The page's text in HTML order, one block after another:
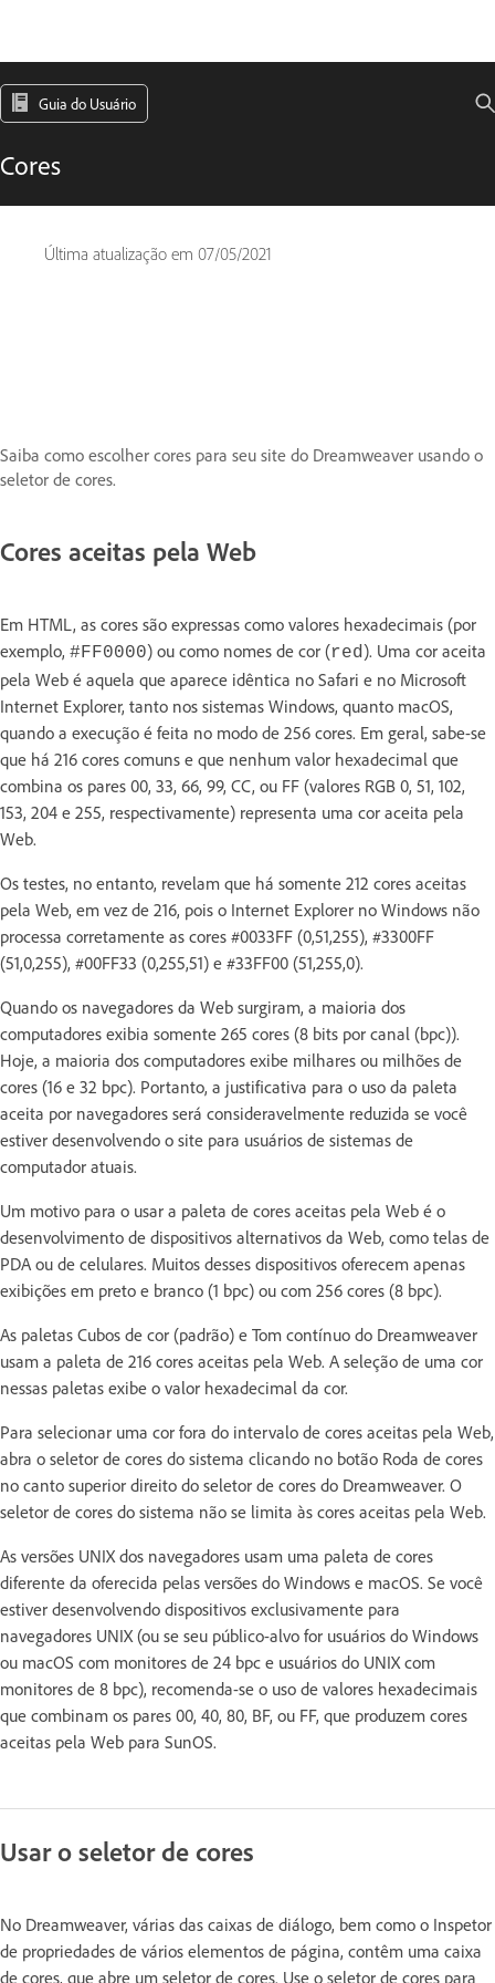
Guia do Usuário
Cores
Última atualização em 07/05/2021
Saiba como escolher cores para seu site do Dreamweaver usando o
seletor de cores.
Cores aceitas pela Web
Em HTML, as cores são expressas como valores hexadecimais (por
exemplo, #FF0000) ou como nomes de cor (red). Uma cor aceita
pela Web é aquela que aparece idêntica no Safari e no Microsoft
Internet Explorer, tanto nos sistemas Windows, quanto macOS,
quando a execução é feita no modo de 256 cores. Em geral, sabe-se
que há 216 cores comuns e que nenhum valor hexadecimal que
combina os pares 00, 33, 66, 99, CC, ou FF (valores RGB 0, 51, 102,
153, 204 e 255, respectivamente) representa uma cor aceita pela
Web.
Os testes, no entanto, revelam que há somente 212 cores aceitas
pela Web, em vez de 216, pois o Internet Explorer no Windows não
processa corretamente as cores #0033FF (0,51,255), #3300FF
(51,0,255), #00FF33 (0,255,51) e #33FF00 (51,255,0).
Quando os navegadores da Web surgiram, a maioria dos
computadores exibia somente 265 cores (8 bits por canal (bpc)).
Hoje, a maioria dos computadores exibe milhares ou milhões de
cores (16 e 32 bpc). Portanto, a justificativa para o uso da paleta
aceita por navegadores será consideravelmente reduzida se você
estiver desenvolvendo o site para usuários de sistemas de
computador atuais.
Um motivo para o usar a paleta de cores aceitas pela Web é o
desenvolvimento de dispositivos alternativos da Web, como telas de
PDA ou de celulares. Muitos desses dispositivos oferecem apenas
exibições em preto e branco (1 bpc) ou com 256 cores (8 bpc).
As paletas Cubos de cor (padrão) e Tom contínuo do Dreamweaver
usam a paleta de 216 cores aceitas pela Web. A seleção de uma cor
nessas paletas exibe o valor hexadecimal da cor.
Para selecionar uma cor fora do intervalo de cores aceitas pela Web,
abra o seletor de cores do sistema clicando no botão Roda de cores
no canto superior direito do seletor de cores do Dreamweaver. O
seletor de cores do sistema não se limita às cores aceitas pela Web.
As versões UNIX dos navegadores usam uma paleta de cores
diferente da oferecida pelas versões do Windows e macOS. Se você
estiver desenvolvendo dispositivos exclusivamente para
navegadores UNIX (ou se seu público-alvo for usuários do Windows
ou macOS com monitores de 24 bpc e usuários do UNIX com
monitores de 8 bpc), recomenda-se o uso de valores hexadecimais
que combinam os pares 00, 40, 80, BF, ou FF, que produzem cores
aceitas pela Web para SunOS.
Usar o seletor de cores
No Dreamweaver, várias das caixas de diálogo, bem como o Inspetor
de propriedades de vários elementos de página, contêm uma caixa
de cores, que abre um seletor de cores. Use o seletor de cores para